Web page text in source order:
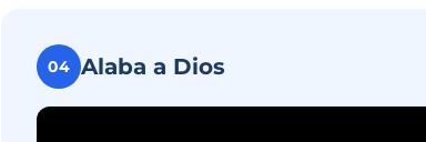
04 Alaba a Dios